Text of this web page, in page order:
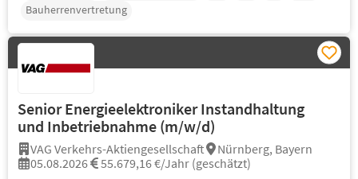
Bauherrenvertretung
Senior Energieelektroniker Instandhaltung
und Inbetriebnahme (m/w/d)
VAG Verkehrs-Aktiengesellschaft
Nürnberg, Bayern
05.08.2026
55.679,16 €/Jahr (geschätzt)